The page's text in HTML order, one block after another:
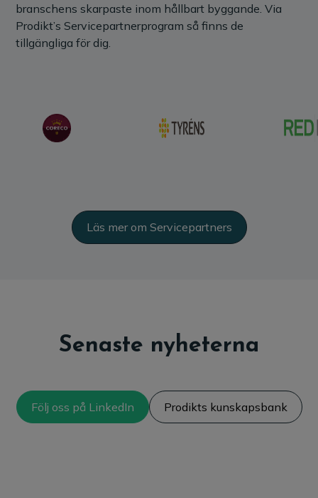
branschens skarpaste inom hållbart byggande. Via
Prodikt’s Servicepartnerprogram så finns de
tillgängliga för dig.
Läs mer om Servicepartners
Senaste nyheterna
Följ oss på LinkedIn Prodikts kunskapsbank